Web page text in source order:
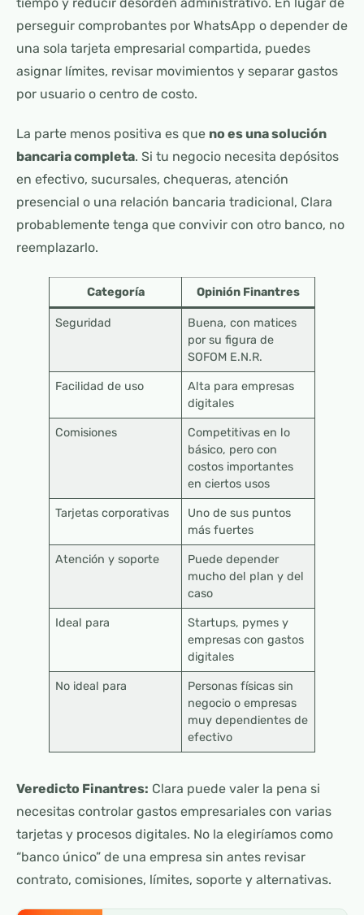
perseguir comprobantes por WhatsApp o depender de
una sola tarjeta empresarial compartida, puedes
asignar límites, revisar movimientos y separar gastos
por usuario o centro de costo.
La parte menos positiva es que no es una solución
bancaria completa. Si tu negocio necesita depósitos
en efectivo, sucursales, chequeras, atención
presencial o una relación bancaria tradicional, Clara
probablemente tenga que convivir con otro banco, no
reemplazarlo.
Categoría Opinión Finantres
Seguridad
Buena, con matices
por su figura de
SOFOM E.N.R.
Facilidad de uso
Alta para empresas
digitales
Comisiones
Competitivas en lo
básico, pero con
costos importantes
en ciertos usos
Tarjetas corporativas
Uno de sus puntos
más fuertes
Atención y soporte
Puede depender
mucho del plan y del
caso
Ideal para
Startups, pymes y
empresas con gastos
digitales
No ideal para
Personas físicas sin
negocio o empresas
muy dependientes de
efectivo
Veredicto Finantres: Clara puede valer la pena si
necesitas controlar gastos empresariales con varias
tarjetas y procesos digitales. No la elegiríamos como
“banco único” de una empresa sin antes revisar
contrato, comisiones, límites, soporte y alternativas.